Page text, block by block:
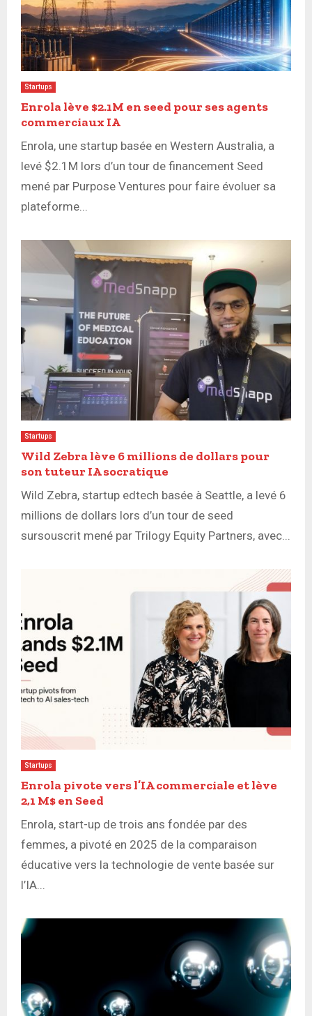
Startups
Enrola lève $2.1M en seed pour ses agents
commerciaux IA
Enrola, une startup basée en Western Australia, a
levé $2.1M lors d’un tour de financement Seed
mené par Purpose Ventures pour faire évoluer sa
plateforme...
Startups
Wild Zebra lève 6 millions de dollars pour
son tuteur IA socratique
Wild Zebra, startup edtech basée à Seattle, a levé 6
millions de dollars lors d’un tour de seed
sursouscrit mené par Trilogy Equity Partners, avec...
Startups
Enrola pivote vers l’IA commerciale et lève
2,1 M$ en Seed
Enrola, start-up de trois ans fondée par des
femmes, a pivoté en 2025 de la comparaison
éducative vers la technologie de vente basée sur
l’IA...